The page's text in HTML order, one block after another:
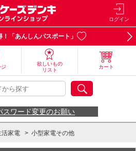
ログイン
！「あんしんパスポート」
欲しいもの
リスト
カート
スワード変更のお願い
活家電 > 小型家電その他